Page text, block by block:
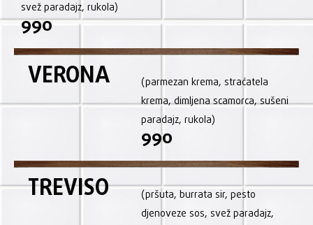
svež paradajz, rukola)
990
VERONA
(parmezan krema, straćatela
krema, dimljena scamorca, sušeni
paradajz, rukola)
990
TREVISO
(pršuta, burrata sir, pesto
djenoveze sos, svež paradajz,